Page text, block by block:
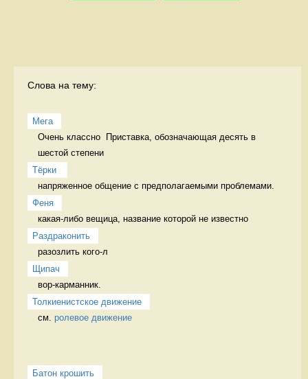
Слова на тему:
Мега
Очень классно  Приставка, обозначающая десять в
шестой степени
Тёрки
напряженное общение с предполагаемыми проблемами.
Феня
какая-либо вещица, название которой не известно
Раздраконить
разозлить кого-л
Щипач
вор-карманник.
Толкиенистское движение
см. ролевое движение
Батон крошить